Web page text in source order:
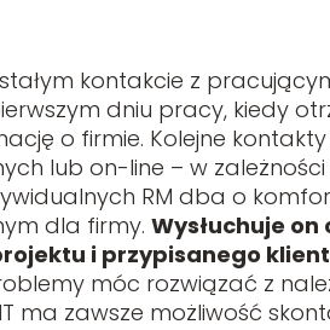
kontakcie z
dniu pracy, kiedy
o firmie. Kolejne
lub on-line – w
RM dba o
dla firmy. Wysłuchuje
i przypisanego
móc rozwiązać z
ma zawsze możliwość